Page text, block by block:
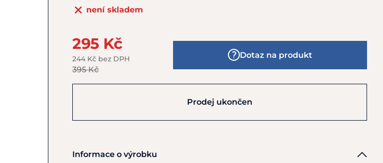
není skladem
295 Kč
244 Kč bez DPH
395 Kč
Dotaz na produkt
Prodej ukončen
Informace o výrobku